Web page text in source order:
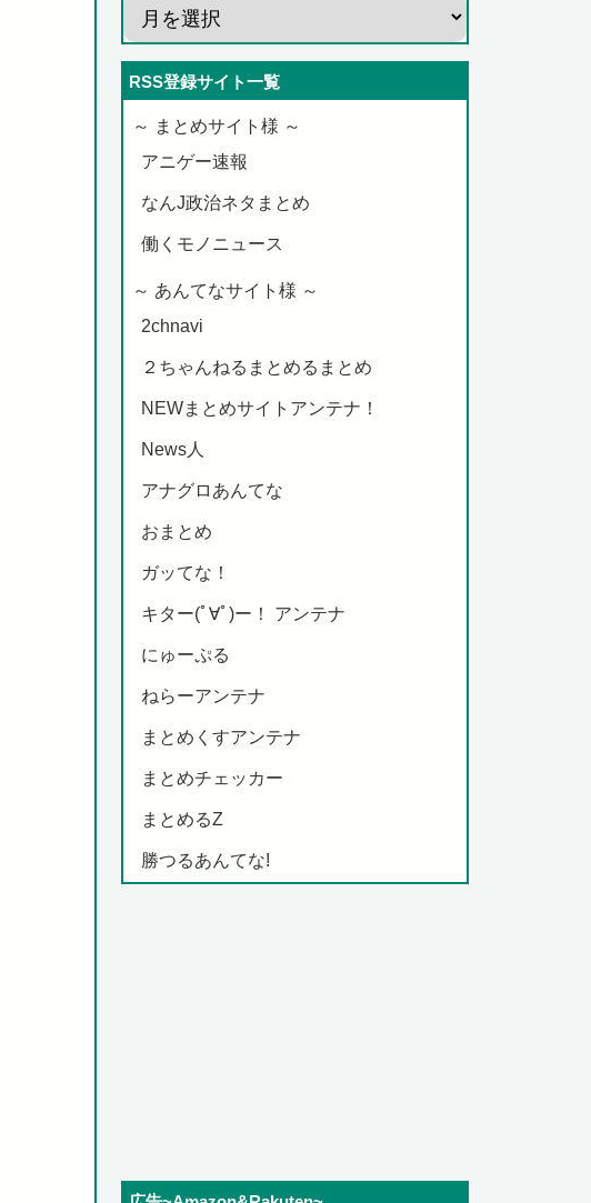
RSS登録サイト一覧
～ まとめサイト様 ～
アニゲー速報
なんJ政治ネタまとめ
働くモノニュース
～ あんてなサイト様 ～
2chnavi
２ちゃんねるまとめるまとめ
NEWまとめサイトアンテナ！
News人
アナグロあんてな
おまとめ
ガッてな！
キター(ﾟ∀ﾟ)ー！ アンテナ
にゅーぷる
ねらーアンテナ
まとめくすアンテナ
まとめチェッカー
まとめるZ
勝つるあんてな!